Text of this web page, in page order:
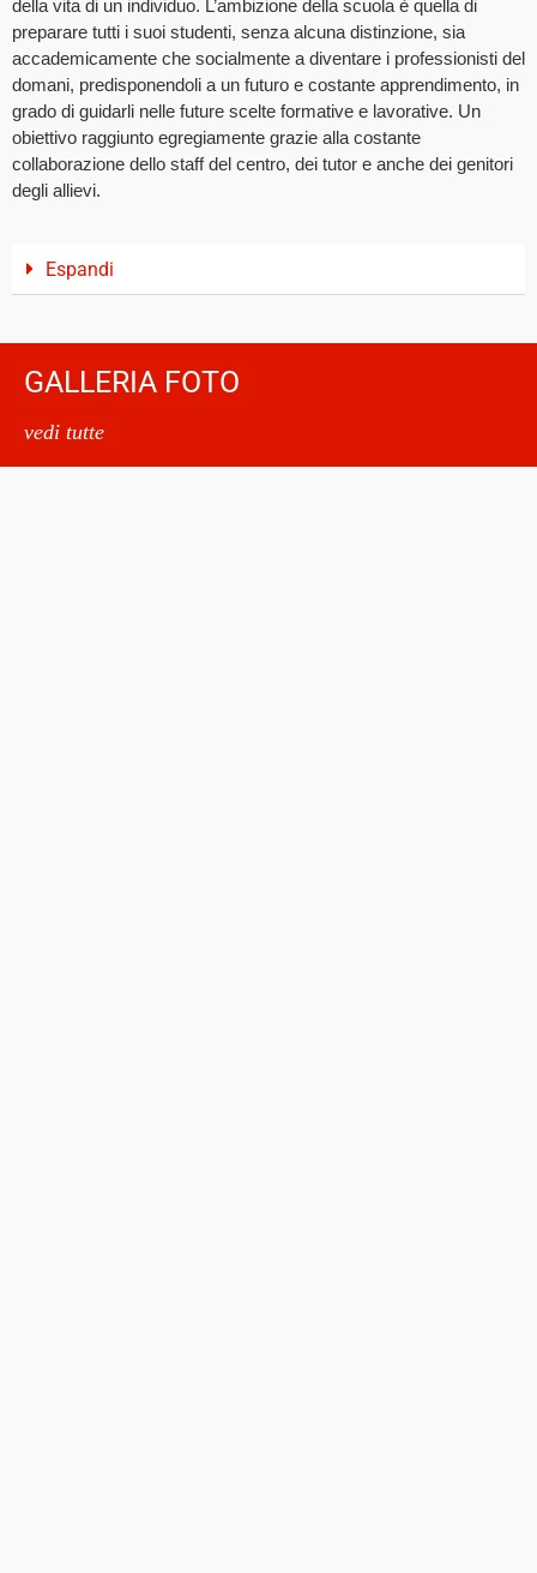
della vita di un individuo. L’ambizione della scuola è quella di
preparare tutti i suoi studenti, senza alcuna distinzione, sia
accademicamente che socialmente a diventare i professionisti del
domani, predisponendoli a un futuro e costante apprendimento, in
grado di guidarli nelle future scelte formative e lavorative. Un
obiettivo raggiunto egregiamente grazie alla costante
collaborazione dello staff del centro, dei tutor e anche dei genitori
degli allievi.
Espandi
GALLERIA FOTO
vedi tutte